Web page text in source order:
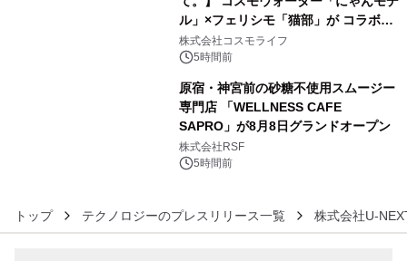
ル」×フェリシモ「猫部」が コラボキ
ャンペーンを実施
株式会社コスモライフ
5時間前
原宿・神宮前の砂糖不使用スムージー
専門店 「WELLNESS CAFE
SAPRO」が8月8日グランドオープン
株式会社RSF
5時間前
トップ テクノロジーのプレスリリース一覧 株式会社U-